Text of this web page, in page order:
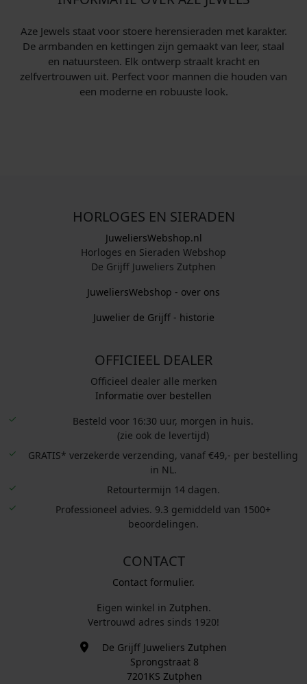
Aze Jewels staat voor stoere heren­sieraden met karakter.
De armbanden en kettingen zijn gemaakt van leer, staal
en natuursteen. Elk ontwerp straalt kracht en
zelfvertrouwen uit. Perfect voor mannen die houden van
een moderne en robuuste look.
HORLOGES EN SIERADEN
JuweliersWebshop.nl
Horloges en Sieraden Webshop
De Grijff Juweliers Zutphen
JuweliersWebshop - over ons
Juwelier de Grijff - historie
OFFICIEEL DEALER
Officieel dealer alle merken
Informatie over bestellen
Besteld voor 16:30 uur, morgen in huis.
(zie ook de levertijd)
GRATIS* verzekerde verzending, vanaf €49,- per bestelling
in NL.
Retourtermijn 14 dagen.
Professioneel advies. 9.3 gemiddeld van 1500+
beoordelingen.
CONTACT
Contact formulier.
Eigen winkel in Zutphen.
Vertrouwd adres sinds 1920!
De Grijff Juweliers Zutphen
Sprongstraat 8
7201KS Zutphen